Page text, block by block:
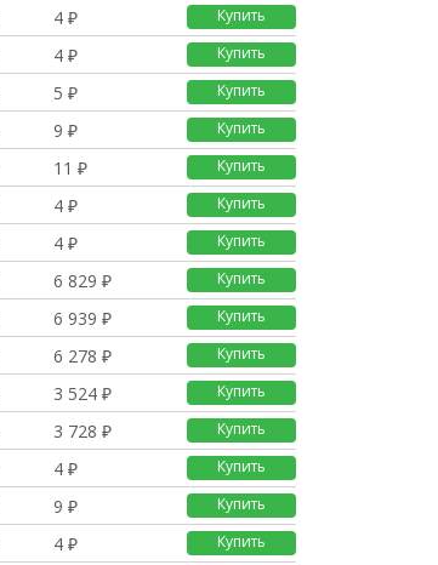
4 ₽ Купить
4 ₽ Купить
5 ₽ Купить
9 ₽ Купить
11 ₽ Купить
4 ₽ Купить
4 ₽ Купить
6 829 ₽ Купить
6 939 ₽ Купить
6 278 ₽ Купить
3 524 ₽ Купить
3 728 ₽ Купить
4 ₽ Купить
9 ₽ Купить
4 ₽ Купить